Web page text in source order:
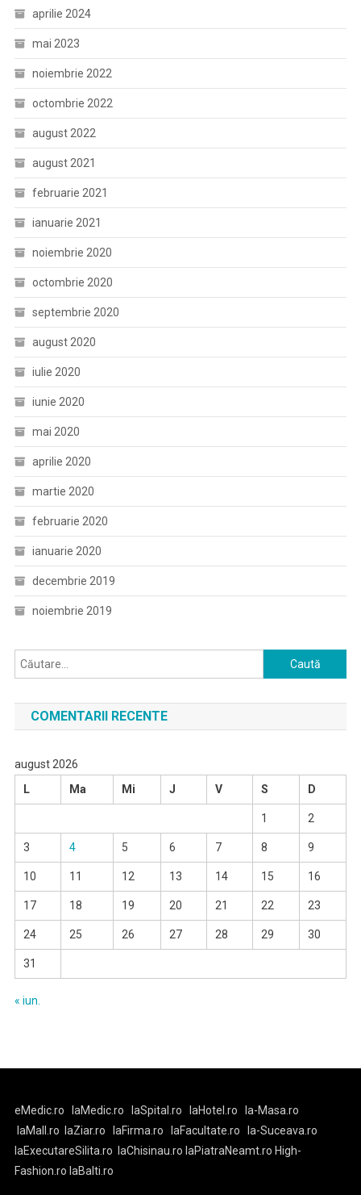
aprilie 2024
mai 2023
noiembrie 2022
octombrie 2022
august 2022
august 2021
februarie 2021
ianuarie 2021
noiembrie 2020
octombrie 2020
septembrie 2020
august 2020
iulie 2020
iunie 2020
mai 2020
aprilie 2020
martie 2020
februarie 2020
ianuarie 2020
decembrie 2019
noiembrie 2019
Caută
după:
COMENTARII RECENTE
august 2026
L
Ma Mi J V S D
1 2
3 4 5 6 7 8 9
10 11 12 13 14 15 16
17 18 19 20 21 22 23
24 25 26 27 28 29 30
31
« iun.
eMedic.ro laMedic.ro laSpital.ro laHotel.ro
la-Masa.ro
laMall.ro
laZiar.ro laFirma.ro laFacultate.ro
la-Suceava.ro
laExecutareSilita.ro
laChisinau.ro laPiatraNeamt.ro High-
Fashion.ro laBalti.ro